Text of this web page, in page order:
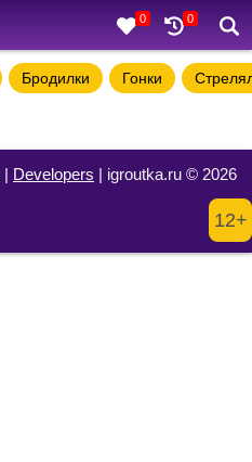
0 0
Бродилки Гонки
| Developers | igroutka.ru © 2026
12+